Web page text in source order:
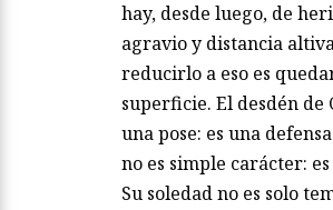
hay, desde luego, de
agravio y distancia
reducirlo a eso es
superficie. El desdén de
una pose: es una
no es simple carácter:
Su soledad no es solo